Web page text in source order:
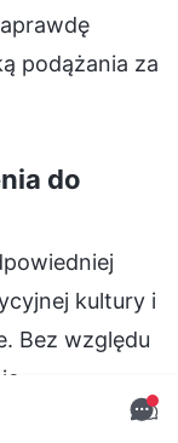
podążania za
do
kultury i
Bez względu